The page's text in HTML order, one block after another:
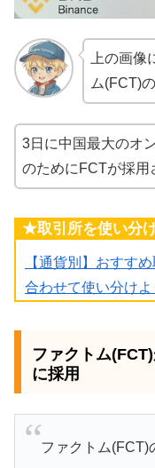
上の画
ム(FCT)
3日に中国最大のオ
のためにFCTが採用
★取引所を使い分
【通貨別】おすす
合わせて使い分けよ
ファクトム
に採用
ファクトム(FCT)